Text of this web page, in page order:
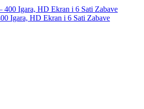
Igara, HD Ekran i 6 Sati Zabave